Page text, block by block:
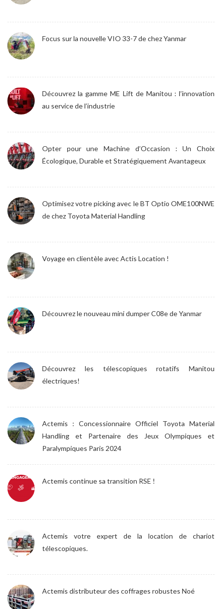
Focus sur la nouvelle VIO 33-7 de chez Yanmar
Découvrez la gamme ME Lift de Manitou : l’innovation
au service de l’industrie
Opter pour une Machine d’Occasion : Un Choix
Écologique, Durable et Stratégiquement Avantageux
Optimisez votre picking avec le BT Optio OME100NWE
de chez Toyota Material Handling
Voyage en clientèle avec Actis Location !
Découvrez le nouveau mini dumper C08e de Yanmar
Découvrez les télescopiques rotatifs Manitou
électriques!
Actemis : Concessionnaire Officiel Toyota Material
Handling et Partenaire des Jeux Olympiques et
Paralympiques Paris 2024
Actemis continue sa transition RSE !
Actemis votre expert de la location de chariot
télescopiques.
Actemis distributeur des coffrages robustes Noé